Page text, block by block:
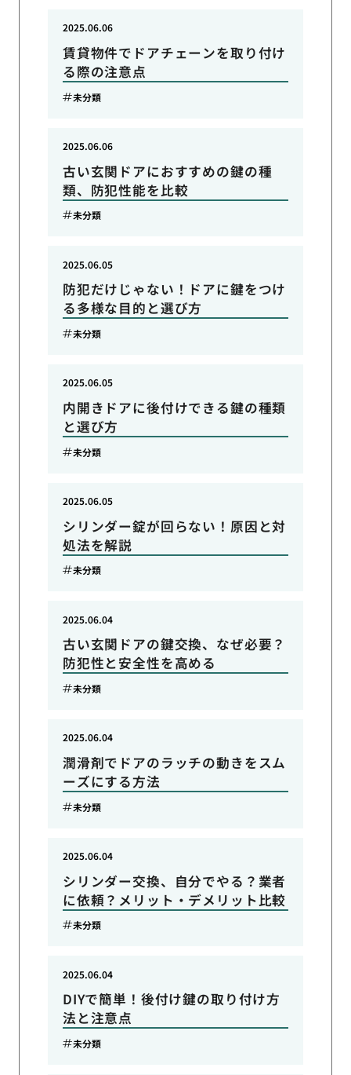
賃貸物件でドアチェーンを取り付け
る際の注意点
2025.06.06
未分類
古い玄関ドアにおすすめの鍵の種
類、防犯性能を比較
2025.06.06
未分類
防犯だけじゃない！ドアに鍵をつけ
る多様な目的と選び方
2025.06.05
未分類
内開きドアに後付けできる鍵の種類
と選び方
2025.06.05
未分類
シリンダー錠が回らない！原因と対
処法を解説
2025.06.05
未分類
古い玄関ドアの鍵交換、なぜ必要？
防犯性と安全性を高める
2025.06.04
未分類
潤滑剤でドアのラッチの動きをスム
ーズにする方法
2025.06.04
未分類
シリンダー交換、自分でやる？業者
に依頼？メリット・デメリット比較
2025.06.04
未分類
DIYで簡単！後付け鍵の取り付け方
法と注意点
2025.06.04
未分類